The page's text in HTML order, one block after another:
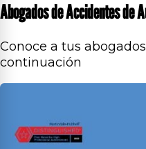
Abogados de Accidentes de
Conoce a tus
continuación